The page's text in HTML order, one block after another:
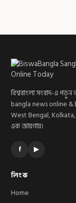
বিশ্ববাংলা সংবাদ-এ
bangla news online &
West Bengal,
এক জায়গায়।
f ▶
লিংক
Home